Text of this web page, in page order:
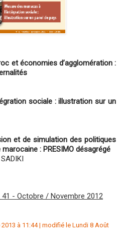
et économies d’agglomération :
sociale : illustration sur un
et de simulation des politiques
: PRESIMO désagrégé
41 - Octobre / Novembre 2012
à 11:44 | modifié le Lundi 8 Août